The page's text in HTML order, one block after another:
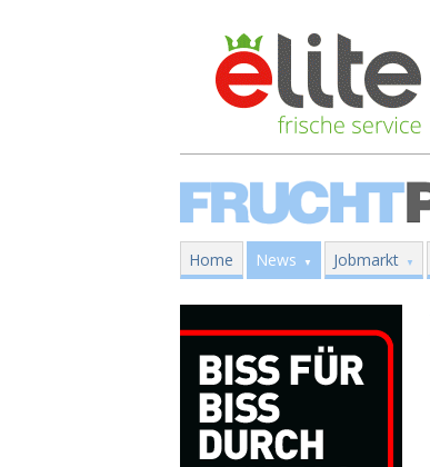
Home News Jobmarkt